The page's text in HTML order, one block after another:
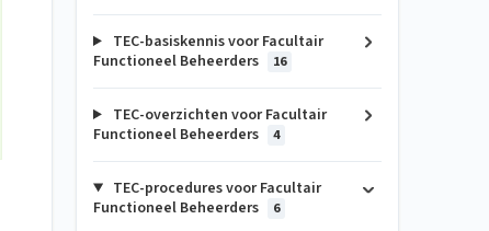
TEC-basiskennis voor Facultair
Functioneel Beheerders
16
TEC-overzichten voor Facultair
Functioneel Beheerders
4
TEC-procedures voor Facultair
Functioneel Beheerders
6